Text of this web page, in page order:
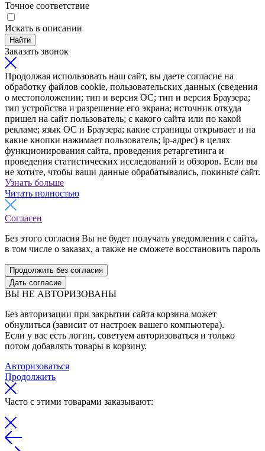
Точное соответствие
Искать в описании
Найти
Заказать звонок
Продолжая использовать наш сайт, вы даете согласие на
обработку файлов cookie, пользовательских данных (сведения
о местоположении; тип и версия ОС; тип и версия Браузера;
тип устройства и разрешение его экрана; источник откуда
пришел на сайт пользователь; с какого сайта или по какой
рекламе; язык ОС и Браузера; какие страницы открывает и на
какие кнопки нажимает пользователь; ip-адрес) в целях
функционирования сайта, проведения ретаргетинга и
проведения статистических исследований и обзоров. Если вы
не хотите, чтобы ваши данные обрабатывались, покиньте сайт.
Узнать больше
Читать полностью
Согласен
Без этого согласия Вы не будет получать уведомления с сайта,
в том числе о заказах, а также не сможете восстановить пароль
Продолжить без согласия
Дать согласие
ВЫ НЕ АВТОРИЗОВАНЫ
Без авторизации при закрытии сайта корзина может
обнулиться (зависит от настроек вашего компьютера).
Если у вас есть логин, советуем авторизоваться и только
потом добавлять товары в корзину.
Авторизоваться
Продолжить
Часто с этими товарами заказывают: